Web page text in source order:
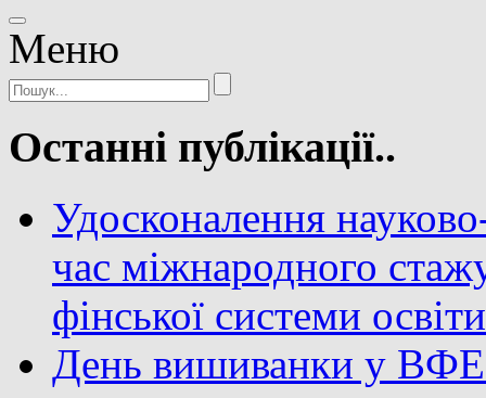
Meню
Останні публікації..
Удосконалення
час міжнародного
фінської системи
День вишиванки у